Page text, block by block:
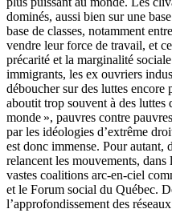
dominés, aussi bien sur une
base de classes, notamment
vendre leur force de travail, et
précarité et la marginalité
immigrants, les ex ouvriers
déboucher sur des luttes encore
aboutit trop souvent à des
monde », pauvres contre
par les idéologies d’extrême
est donc immense. Pour autant,
relancent les mouvements,
vastes coalitions arc-en-ciel
et le Forum social du Québec.
l’approfondissement des